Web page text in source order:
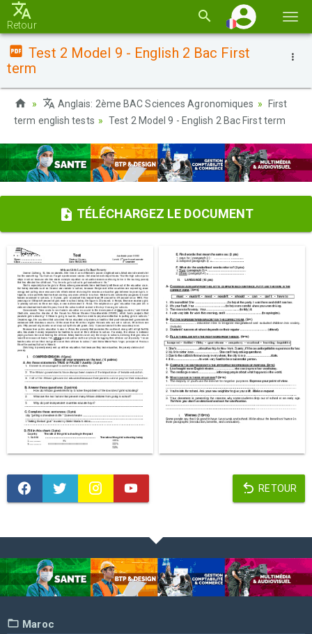
la
Retour
Test 2 Model 9 - English 2 Bac First
term
Anglais: 2ème BAC Sciences Agronomiques
First
term english tests
Test 2 Model 9 - English 2 Bac First term
TÉLÉCHARGEZ LE DOCUMENT
RETOUR
Maroc